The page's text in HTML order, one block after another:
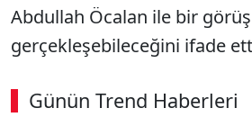
Abdullah Öcalan ile bir
gerçekleşebileceğini ifade
Günün Trend Haberleri